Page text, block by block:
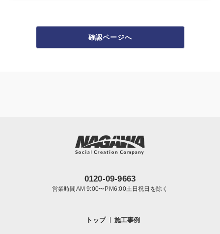
確認ページへ
0120-09-9663
営業時間AM 9:00〜PM6:00土日祝日を除く
トップ 施工事例